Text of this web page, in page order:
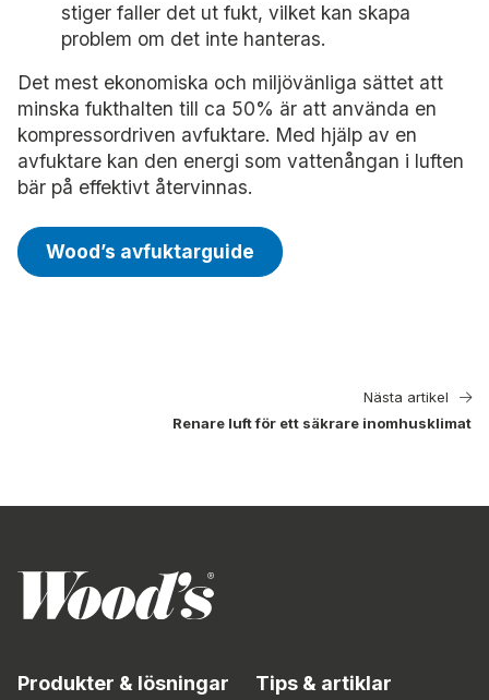
stiger faller det ut fukt, vilket kan skapa
problem om det inte hanteras.
Det mest ekonomiska och miljövänliga sättet att
minska fukthalten till ca 50% är att använda en
kompressordriven avfuktare. Med hjälp av en
avfuktare kan den energi som vattenångan i luften
bär på effektivt återvinnas.
Wood’s avfuktarguide
Nästa artikel
Renare luft för ett säkrare inomhusklimat
Produkter & lösningar Tips & artiklar